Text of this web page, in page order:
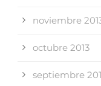
noviembre
octubre 2013
septiembre